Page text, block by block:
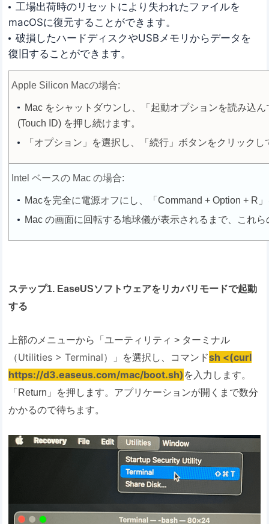
工場出荷時のリセットにより失われたファイルを
macOSに復元することができます。
破損したハードディスクやUSBメモリからデータを
復旧することができます。
Apple Silicon Macの場合:
Mac をシャットダウンし、「起動オプションを読み込
(Touch ID) を押し続けます。
「オプション」を選択し、「続行」ボタンをクリック
Intel ベースの Mac の場合:
Macを完全に電源オフにし、「Command + Option + R
Mac の画面に回転する地球儀が表示されるまで、これ
ステップ1. EaseUSソフトウェアをリカバリモードで起動
する
上部のメニューから「ユーティリティ > ターミナル
（Utilities > Terminal）」を選択し、コマンドsh <(curl
https://d3.easeus.com/mac/boot.sh) を入力します。
「Return」を押します。アプリケーションが開くまで数分
かかるので待ちます。